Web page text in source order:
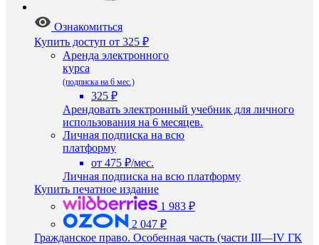
Ознакомиться
Купить доступ от 325 ₽
Аренда электронного
курса
(подписка на 6 мес.)
325 ₽
Арендовать электронный учебник для личного
использования на 6 месяцев.
Личная подписка на всю
платформу
от 475 ₽/мес.
Личная подписка на всю платформу
Купить печатное издание
1 983 ₽
2 047 ₽
Гражданское право. Особенная часть (части III—IV ГК